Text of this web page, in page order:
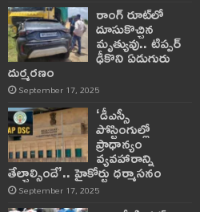
రాంగ్ రూట్‌లో
దూసుకొచ్చిన
మృత్యువు.. టిప్పర్
ఢీకొని ఏడుగురు
దుర్మరణం
September 17, 2025
‘డీఎస్సీ
పోస్టింగుల్లో
ప్రాధాన్యం
వ్యవహారాన్ని
తేల్చాల్సిందే’.. హైకోర్టు ధర్మాసనం
September 17, 2025